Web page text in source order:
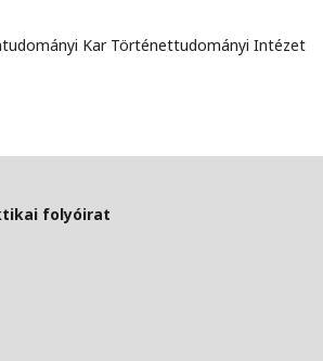
Kar Történettudományi Intézet
folyóirat